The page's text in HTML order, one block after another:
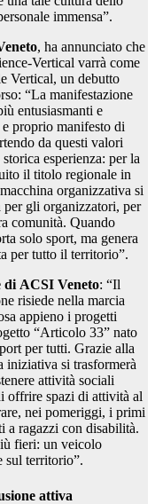
immensa”.
, ha annunciato che
Vertical varrà come
Vertical, un debutto
“La manifestazione
entusiasmanti e
proprio manifesto di
da questi valori
esperienza: per la
il titolo regionale in
organizzativa si
per gli organizzatori, per
comunità. Quando
solo sport, ma genera
per tutto il territorio”.
di ACSI Veneto: “Il
risiede nella marcia
appieno i progetti
“Articolo 33” nato
per tutti. Grazie alla
iniziativa si trasformerà
attività sociali
offrire spazi di attività al
nei pomeriggi, i primi
a ragazzi con disabilità.
fieri: un veicolo
sul territorio”.
attiva